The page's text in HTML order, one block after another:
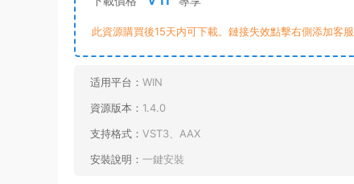
此資源購買後15天内可下載。鏈接失效點擊右側添加客服
适用平台： WIN
資源版本： 1.4.0
支持格式： VST3、AAX
安裝說明： 一鍵安裝